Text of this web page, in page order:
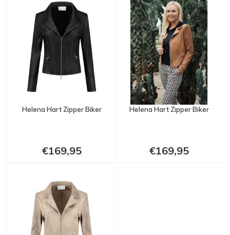
Helena Hart Zipper Biker
€169,95
Helena Hart Zipper Biker
€169,95